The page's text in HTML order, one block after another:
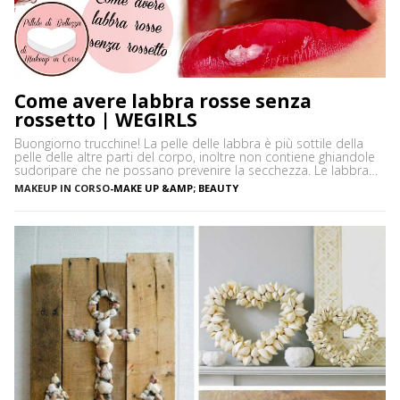
Come avere labbra rosse senza
rossetto | WEGIRLS
Buongiorno trucchine! La pelle delle labbra è più sottile della
pelle delle altre parti del corpo, inoltre non contiene ghiandole
sudoripare che ne possano prevenire la secchezza. Le labbra
sono sensibili alle aggressioni ambientali e spesso possono
diventare scure o sbiadite soprattutto a causa dell’esposizione
MAKEUP IN CORSO-MAKE UP &AMP; BEAUTY